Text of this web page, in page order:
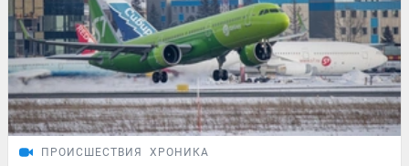
ПРОИСШЕСТВИЯ ХРОНИКА